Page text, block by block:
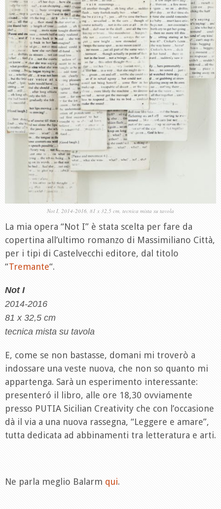
Not I, 2014-2016, 81 x 32,5 cm, tecnica mista su tavola
La mia opera “Not I” è stata scelta per fare da
copertina all’ultimo romanzo di Massimiliano Città,
per i tipi di Castelvecchi editore, dal titolo
“Tremante“.
Not I
2014-2016
81 x 32,5 cm
tecnica mista su tavola
E, come se non bastasse, domani mi troverò a
indossare una veste nuova, che non so quanto mi
appartenga. Sarà un esperimento interessante:
presenteró il libro, alle ore 18,30 ovviamente
presso PUTIA Sicilian Creativity che con l’occasione
dà il via a una nuova rassegna, “Leggere e amare”,
tutta dedicata ad abbinamenti tra letteratura e arti.
Ne parla meglio Balarm qui.